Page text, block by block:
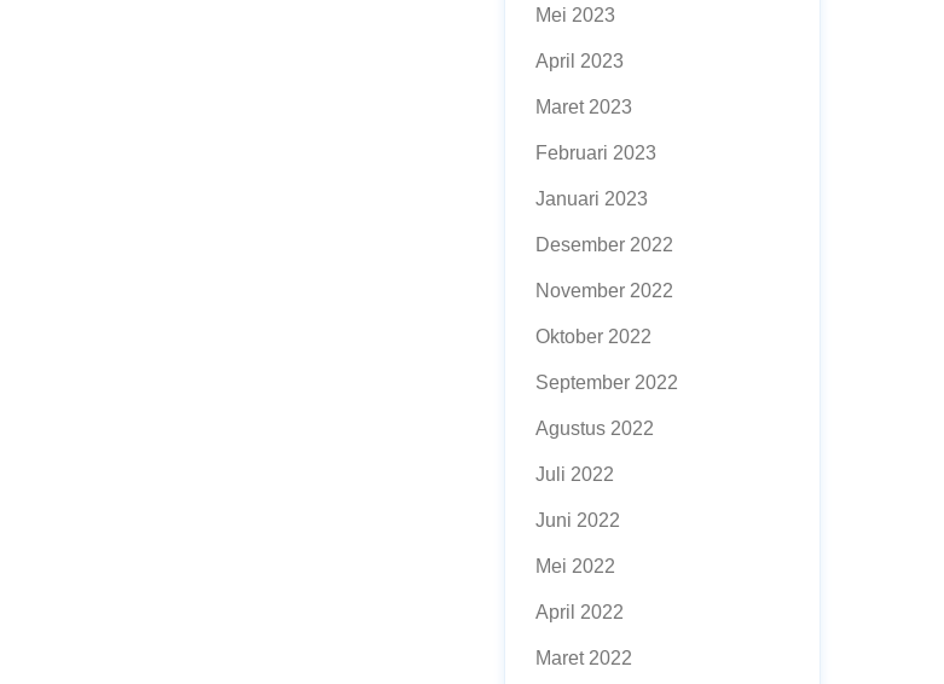
Mei 2023
April 2023
Maret 2023
Februari 2023
Januari 2023
Desember 2022
November 2022
Oktober 2022
September 2022
Agustus 2022
Juli 2022
Juni 2022
Mei 2022
April 2022
Maret 2022